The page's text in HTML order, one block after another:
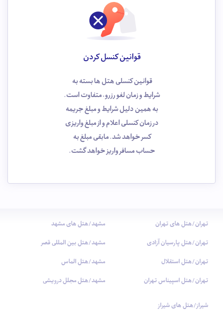
قوانین کنسل کردن
قوانین کنسلی هتل ها بسته به
شرایط و زمان لغو رزرو، متفاوت است.
به همین دلیل شرایط و مبلغ جریمه
در زمان کنسلی اعلام و از مبلغ واریزی
کسر خواهد شد. مابقی مبلغ به
حساب مسافر واریز خواهد گشت.
تهران/هتل های تهران
تهران/هتل پارسیان آزادی
تهران/هتل استقلال
تهران/هتل اسپیناس تهران
مشهد/هتل های مشهد
مشهد/هتل بین المللی قصر
مشهد/هتل الماس
مشهد/هتل مجلل درویشی
شیراز/هتل های شیراز